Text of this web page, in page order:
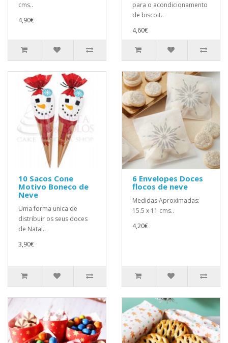
cms..
4,90€
para o acondicionamento
de biscoit..
4,60€
10 Sacos Cone
Motivo Boneco de
Neve
Uma forma unica de
distribuir os seus doces
de Natal..
3,90€
6 Envelopes Doces
flocos de neve
Medidas Aproximadas:
15.5 x 11 cms..
4,20€